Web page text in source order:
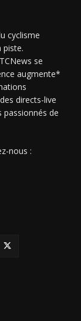
cyclisme
piste.
se
augmente*
directs-live
de
nous :